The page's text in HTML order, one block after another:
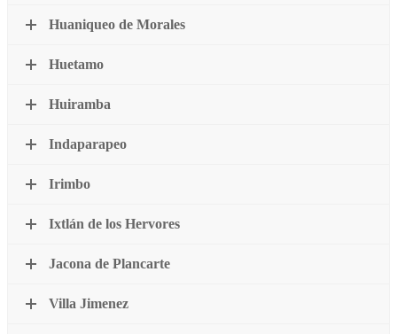
Huaniqueo de Morales
Huetamo
Huiramba
Indaparapeo
Irimbo
Ixtlán de los Hervores
Jacona de Plancarte
Villa Jimenez